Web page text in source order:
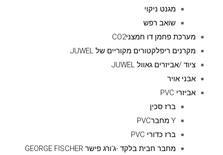
מגנט ניקוי
שואב רפש
מערכת פחמן דו חמצניCO2
מקרנים ריפלקטורים מקוריים של JUWEL
ציוד /אביזרים גאוול JUWEL
אבני אויר
אביזרי PVC
ברז סכין
Y מחברPVC
ברז כדורי PVC
מחבר חבית בלקד -ג'ורג פישר GEORGE FISCHER